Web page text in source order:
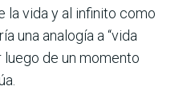
la vida y al infinito como
una analogía a “vida
luego de un momento